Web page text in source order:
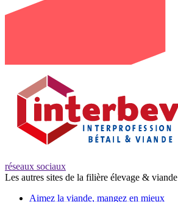
réseaux sociaux
Les autres sites de la filière élevage & viande
Aimez la viande, mangez en mieux